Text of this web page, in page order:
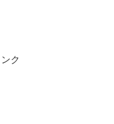
ク